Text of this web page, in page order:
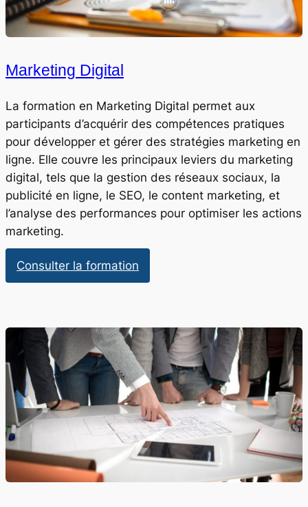
Marketing Digital
La formation en Marketing Digital permet aux
participants d’acquérir des compétences pratiques
pour développer et gérer des stratégies marketing en
ligne. Elle couvre les principaux leviers du marketing
digital, tels que la gestion des réseaux sociaux, la
publicité en ligne, le SEO, le content marketing, et
l’analyse des performances pour optimiser les actions
marketing.
Consulter la formation
Marketing